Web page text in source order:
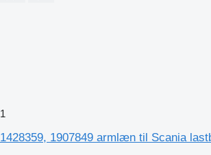
1
1428359, 1907849 armlæn til Scania